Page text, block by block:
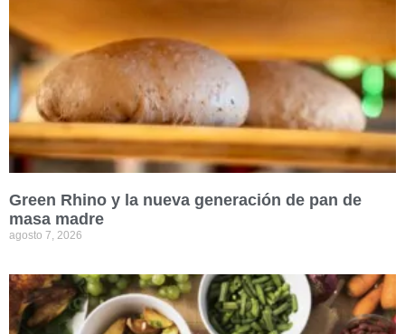
Green Rhino y la nueva generación de pan de
masa madre
agosto 7, 2026